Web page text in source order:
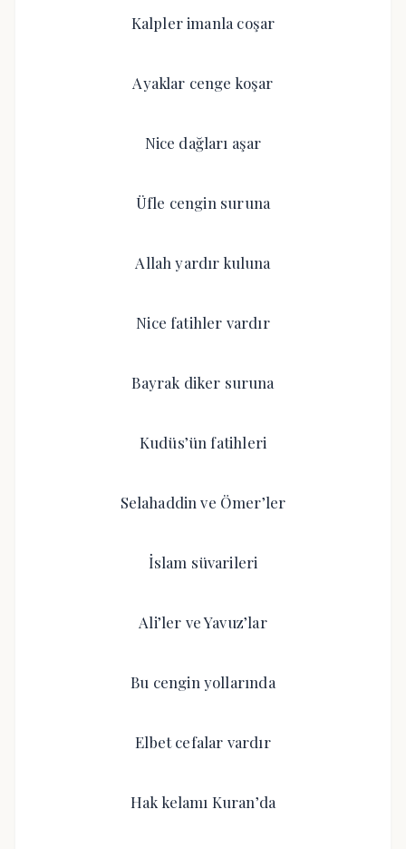
Kalpler imanla coşar
Ayaklar cenge koşar
Nice dağları aşar
Üfle cengin suruna
Allah yardır kuluna
Nice fatihler vardır
Bayrak diker suruna
Kudüs’ün fatihleri
Selahaddin ve Ömer’ler
İslam süvarileri
Ali’ler ve Yavuz’lar
Bu cengin yollarında
Elbet cefalar vardır
Hak kelamı Kuran’da